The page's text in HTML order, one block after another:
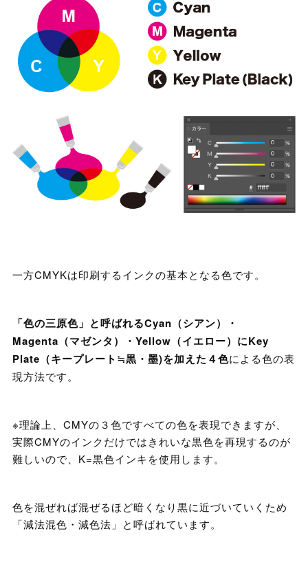
一方CMYKは印刷するインクの基本となる色です。
「色の三原色」と呼ばれるCyan（シアン）・
Magenta（マゼンタ）・Yellow（イエロー）にKey
Plate（キープレート≒黒・墨)を加えた４色による色の表
現方法です。
※理論上、CMYの３色ですべての色を表現できますが、
実際CMYのインクだけではきれいな黒色を再現するのが
難しいので、K=黒色インキを使用します。
色を混ぜれば混ぜるほど暗くなり黒に近づいていくため
「減法混色・減色法」と呼ばれています。